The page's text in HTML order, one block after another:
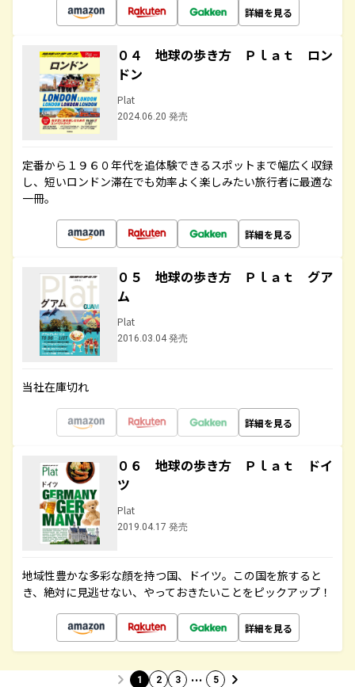
詳細を見る
０４ 地球の歩き方 Ｐｌａｔ ロン
ドン
Plat
2024.06.20 発売
定番から１９６０年代を追体験できるスポットまで幅広く収録
し、短いロンドン滞在でも効率よく楽しみたい旅行者に最適な
一冊。
詳細を見る
０５ 地球の歩き方 Ｐｌａｔ グア
ム
Plat
2016.03.04 発売
当社在庫切れ
詳細を見る
０６ 地球の歩き方 Ｐｌａｔ ドイ
ツ
Plat
2019.04.17 発売
地域性豊かな多彩な顔を持つ国、ドイツ。この国を旅すると
き、絶対に見逃せない、やっておきたいことをピックアップ！
詳細を見る
1 2 3 … 5